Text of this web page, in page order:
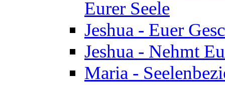
Eurer Seele
Jeshua - Euer
Jeshua - Nehmt
Maria -